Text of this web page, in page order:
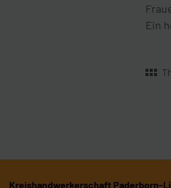
Ein
Kreishandwerkerschaft Paderborn-